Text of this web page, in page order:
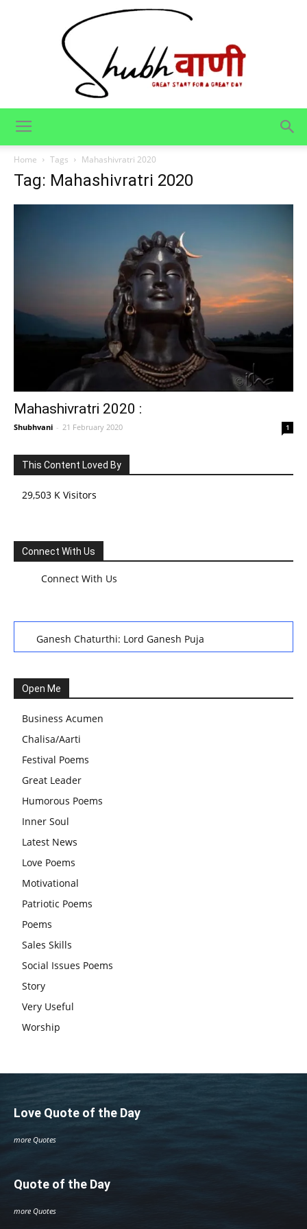
Home Tags Mahashivratri 2020
Tag: Mahashivratri 2020
Mahashivratri 2020 :
Shubhvani - 21 February 2020 1
This Content Loved By
29,503 K Visitors
Connect With Us
Connect With Us
Ganesh Chaturthi: Lord Ganesh Puja
Festival: A Celebration of Tradition and Womanhood
स्वामी अवधेशानंद जी गिरि के जीवन सूत्र:किन चीजों के कारण लोग अशांत
और असंतुलित रहते हैं?
आज का जीवन मंत्र:महिलाएं पुरुषों से श्रेष्ठ होती हैं, हमेशा उनका सम्मान
करना चाहिए और उन्हें पूजनीय दृष्टि से देखना चाहिए
वट सावित्री पूजा विधि और कथा:इस व्रत में सौलह श्रृंगार से सजती हैं
महिलाएं, करती हैं देवी सावित्री और बरगद की पूजा
CBSE 12वीं परीक्षा रद्द होने का असर:बच्चों को अब फोकस कॉम्पिटिटिव
एग्जाम पर करना चाहिए, तनाव लेने की जरूरत नहीं
Open Me
Business Acumen
Chalisa/Aarti
Festival Poems
Great Leader
Humorous Poems
Inner Soul
Latest News
Love Poems
Motivational
Patriotic Poems
Poems
Sales Skills
Social Issues Poems
Story
Very Useful
Worship
Love Quote of the Day
more Quotes
Quote of the Day
more Quotes